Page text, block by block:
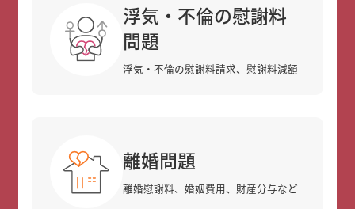
浮気・不倫の慰謝料
問題
浮気・不倫の慰謝料請求、慰謝料減額
離婚問題
離婚慰謝料、婚姻費用、財産分与など